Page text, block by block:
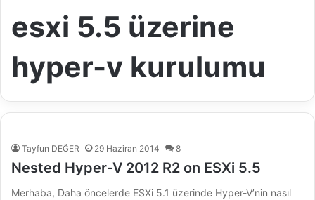
esxi 5.5 üzerine
hyper-v kurulumu
Tayfun DEĞER 29 Haziran 2014 8
Nested Hyper-V 2012 R2 on ESXi 5.5
Merhaba, Daha öncelerde ESXi 5.1 üzerinde Hyper-V’nin nasıl